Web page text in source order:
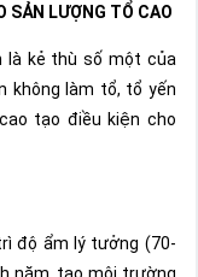
SẢN LƯỢNG TỔ CAO
là kẻ thù số một của
không làm tổ, tổ yến
tạo điều kiện cho
độ ẩm lý tưởng (70-
năm, tạo môi trường